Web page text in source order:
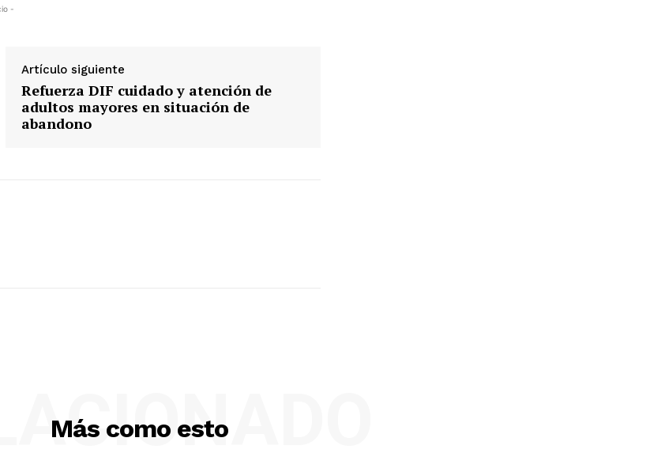
-
Artículo siguiente
Refuerza DIF cuidado y atención de
adultos mayores en situación de
abandono
Más como esto